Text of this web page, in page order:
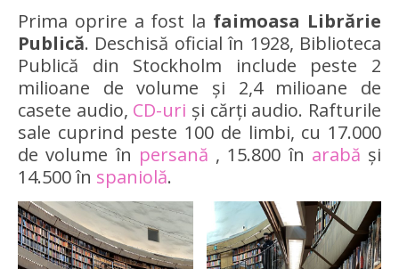
Prima oprire a fost la faimoasa Librărie
Publică. Deschisă oficial în 1928, Biblioteca
Publică din Stockholm include peste 2
milioane de volume și 2,4 milioane de
casete audio, CD-uri și cărți audio. Rafturile
sale cuprind peste 100 de limbi, cu 17.000
de volume în persană , 15.800 în arabă și
14.500 în spaniolă.